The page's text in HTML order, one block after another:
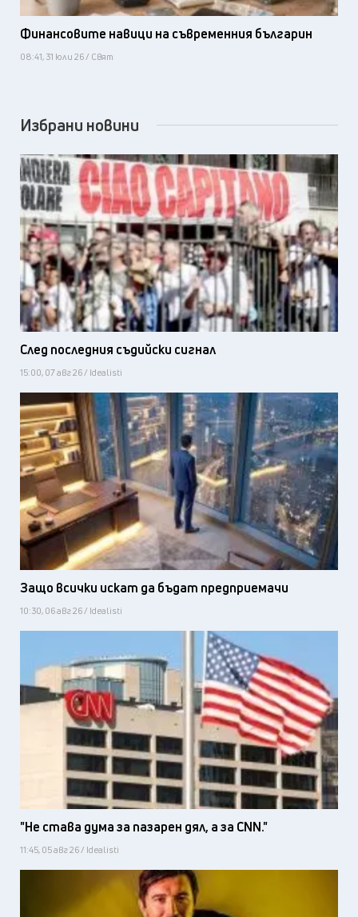
Финансовите навици на съвременния българин
08:41, 31 юли 26 / Свят
Избрани новини
След последния съдийски сигнал
15:00, 07 авг 26 / Idealisti
Защо всички искат да бъдат предприемачи
10:30, 06 авг 26 / Idealisti
"Не става дума за пазарен дял, а за CNN."
11:45, 05 авг 26 / Idealisti